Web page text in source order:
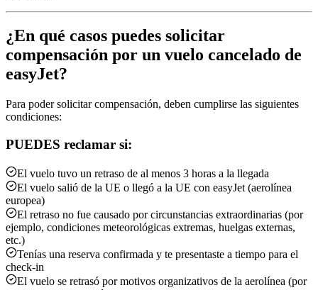
¿En qué casos puedes solicitar
compensación por un vuelo cancelado de
easyJet?
Para poder solicitar compensación, deben cumplirse las siguientes
condiciones:
PUEDES reclamar si:
El vuelo tuvo un retraso de al menos 3 horas a la llegada
El vuelo salió de la UE o llegó a la UE con easyJet (aerolínea
europea)
El retraso no fue causado por circunstancias extraordinarias (por
ejemplo, condiciones meteorológicas extremas, huelgas externas,
etc.)
Tenías una reserva confirmada y te presentaste a tiempo para el
check-in
El vuelo se retrasó por motivos organizativos de la aerolínea (por